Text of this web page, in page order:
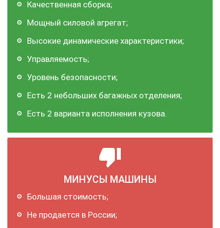
Качественная сборка;
Мощный силовой агрегат;
Высокие динамические характеристики;
Управляемость;
Уровень безопасности;
Есть 2 небольших багажных отделения;
Есть 2 варианта исполнения кузова.
МИНУСЫ МАШИНЫ
Большая стоимость;
Не продается в России;